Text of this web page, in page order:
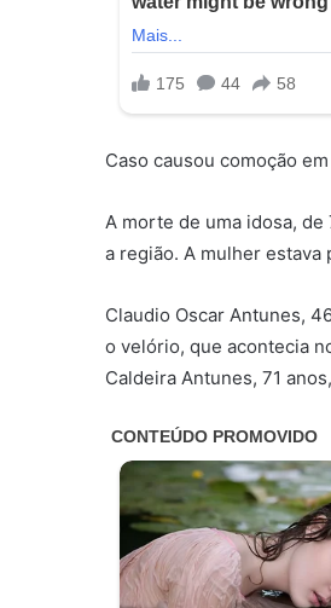
Caso causou comoção
A morte de uma idosa,
a região. A mulher
Claudio Oscar Antunes,
o velório, que acontecia
Caldeira Antunes, 71